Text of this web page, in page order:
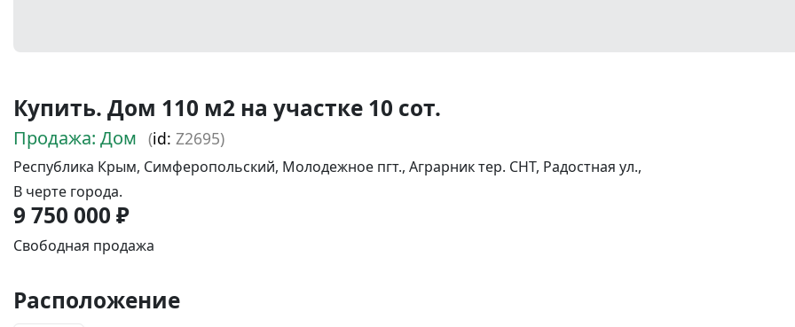
Купить. Дом 110 м2 на участке 10 сот.
Продажа: Дом (id: Z2695)
Республика Крым, Симферопольский, Молодежное пгт., Аграрник тер. СНТ, Радостная ул.,
В черте города.
9 750 000 ₽
Свободная продажа
Расположение